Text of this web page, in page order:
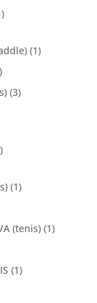
(1)
(3)
(1)
(tenis) (1)
(1)